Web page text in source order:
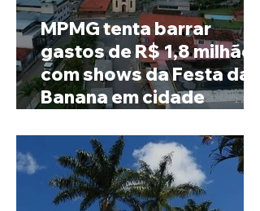
MPMG tenta barrar
gastos de R$ 1,8 milhão
com shows da Festa da
Banana em cidade
4 mil habitantes